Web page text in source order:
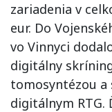
zariadenia v
eur. Do
vo Vinnyci
digitálny
tomosyntézou
digitálnym RTG.